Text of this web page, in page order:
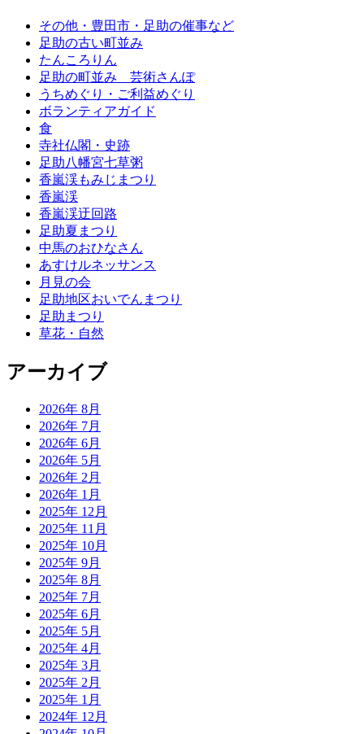
その他・豊田市・足助の催事など
足助の古い町並み
たんころりん
足助の町並み 芸術さんぽ
うちめぐり・ご利益めぐり
ボランティアガイド
食
寺社仏閣・史跡
足助八幡宮七草粥
香嵐渓もみじまつり
香嵐渓
香嵐渓迂回路
足助夏まつり
中馬のおひなさん
あすけルネッサンス
月見の会
足助地区おいでんまつり
足助まつり
草花・自然
アーカイブ
2026年 8月
2026年 7月
2026年 6月
2026年 5月
2026年 2月
2026年 1月
2025年 12月
2025年 11月
2025年 10月
2025年 9月
2025年 8月
2025年 7月
2025年 6月
2025年 5月
2025年 4月
2025年 3月
2025年 2月
2025年 1月
2024年 12月